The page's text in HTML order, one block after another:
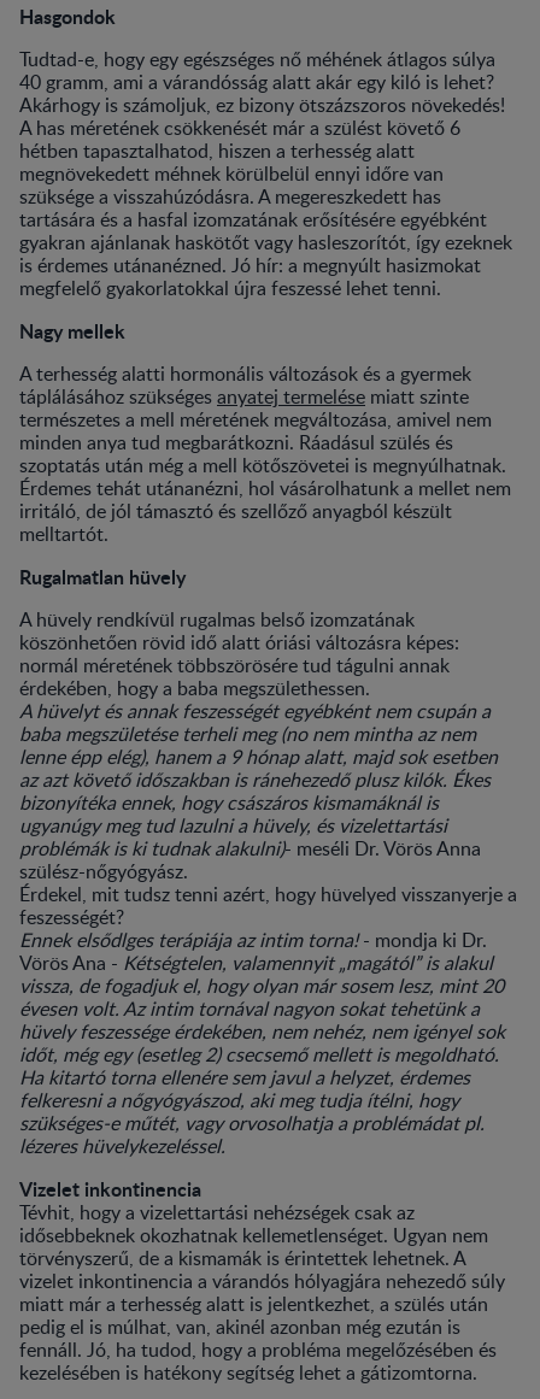
Hasgondok
Tudtad-e, hogy egy egészséges nő méhének átlagos súlya
40 gramm, ami a várandósság alatt akár egy kiló is lehet?
Akárhogy is számoljuk, ez bizony ötszázszoros növekedés!
A has méretének csökkenését már a szülést követő 6
hétben tapasztalhatod, hiszen a terhesség alatt
megnövekedett méhnek körülbelül ennyi időre van
szüksége a visszahúzódásra. A megereszkedett has
tartására és a hasfal izomzatának erősítésére egyébként
gyakran ajánlanak haskötőt vagy hasleszorítót, így ezeknek
is érdemes utánanézned. Jó hír: a megnyúlt hasizmokat
megfelelő gyakorlatokkal újra feszessé lehet tenni.
Nagy mellek
A terhesség alatti hormonális változások és a gyermek
táplálásához szükségesanyatej termelése miatt szinte
természetes a mell méretének megváltozása, amivel nem
minden anya tud megbarátkozni. Ráadásul szülés és
szoptatás után még a mell kötőszövetei is megnyúlhatnak.
Érdemes tehát utánanézni, hol vásárolhatunk a mellet nem
irritáló, de jól támasztó és szellőző anyagból készült
melltartót.
Rugalmatlan hüvely
A hüvely rendkívül rugalmas belső izomzatának
köszönhetően rövid idő alatt óriási változásra képes:
normál méretének többszörösére tud tágulni annak
érdekében, hogy a baba megszülethessen.
A hüvelyt és annak feszességét egyébként nem csupán a
baba megszületése terheli meg (no nem mintha az nem
lenne épp elég), hanem a 9 hónap alatt, majd sok esetben
az azt követő időszakban is ránehezedő plusz kilók. Ékes
bizonyítéka ennek, hogy császáros kismamáknál is
ugyanúgy meg tud lazulni a hüvely, és vizelettartási
problémák is ki tudnak alakulni)- meséli Dr. Vörös Anna
szülész-nőgyógyász.
Érdekel, mit tudsz tenni azért, hogy hüvelyed visszanyerje a
feszességét?
Ennek elsődlges terápiája az intim torna!- mondja ki Dr.
Vörös Ana - Kétségtelen, valamennyit „magától” is alakul
vissza, de fogadjuk el, hogy olyan már sosem lesz, mint 20
évesen volt. Az intim tornával nagyon sokat tehetünk a
hüvely feszessége érdekében, nem nehéz, nem igényel sok
időt, még egy (esetleg 2) csecsemő mellett is megoldható.
Ha kitartó torna ellenére sem javul a helyzet, érdemes
felkeresni a nőgyógyászod, aki meg tudja ítélni, hogy
szükséges-e műtét, vagy orvosolhatja a problémádat pl.
lézeres hüvelykezeléssel.
Vizelet inkontinencia
Tévhit, hogy a vizelettartási nehézségek csak az
idősebbeknek okozhatnak kellemetlenséget. Ugyan nem
törvényszerű, de a kismamák is érintettek lehetnek. A
vizelet inkontinencia a várandós hólyagjára nehezedő súly
miatt már a terhesség alatt is jelentkezhet, a szülés után
pedig el is múlhat, van, akinél azonban még ezután is
fennáll. Jó, ha tudod, hogy a probléma megelőzésében és
kezelésében is hatékony segítség lehet a gátizomtorna.